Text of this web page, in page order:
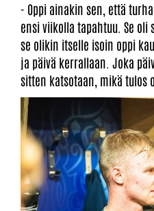
- Oppi ainakin sen, että
ensi viikolla tapahtuu. Se
se olikin itselle isoin oppi
ja päivä kerrallaan. Joka
sitten katsotaan, mikä tulos